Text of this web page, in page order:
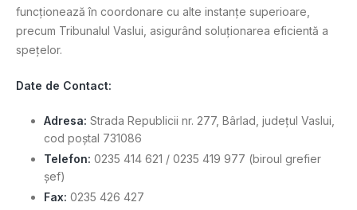
funcționează în coordonare cu alte instanțe superioare,
precum Tribunalul Vaslui, asigurând soluționarea eficientă a
spețelor.
Date de Contact:
Adresa: Strada Republicii nr. 277, Bârlad, județul Vaslui,
cod poștal 731086
Telefon: 0235 414 621 / 0235 419 977 (biroul grefier
șef)
Fax: 0235 426 427